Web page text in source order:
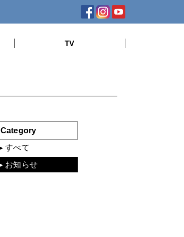
TV
Category
すべて
お知らせ